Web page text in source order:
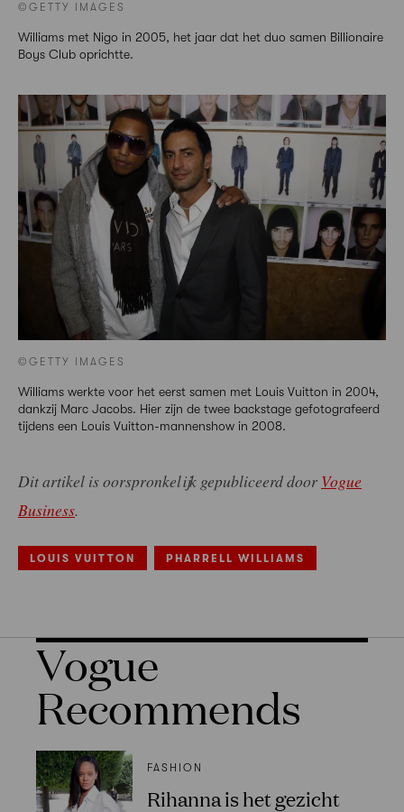
©GETTY IMAGES
Williams met Nigo in 2005, het jaar dat het duo samen Billionaire
Boys Club oprichtte.
©GETTY IMAGES
Williams werkte voor het eerst samen met Louis Vuitton in 2004,
dankzij Marc Jacobs. Hier zijn de twee backstage gefotografeerd
tijdens een Louis Vuitton-mannenshow in 2008.
Dit artikel is oorspronkelijk gepubliceerd door Vogue
Business.
LOUIS VUITTON PHARRELL WILLIAMS
Vogue
Recommends
FASHION
Rihanna is het gezicht